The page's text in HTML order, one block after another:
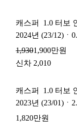
캐스퍼
1.0 터보
2024년 (23/12) ㆍ
1,9301,900만원
신차 2,010
캐스퍼
1.0 터보
2023년 (23/01) ㆍ
1,820만원